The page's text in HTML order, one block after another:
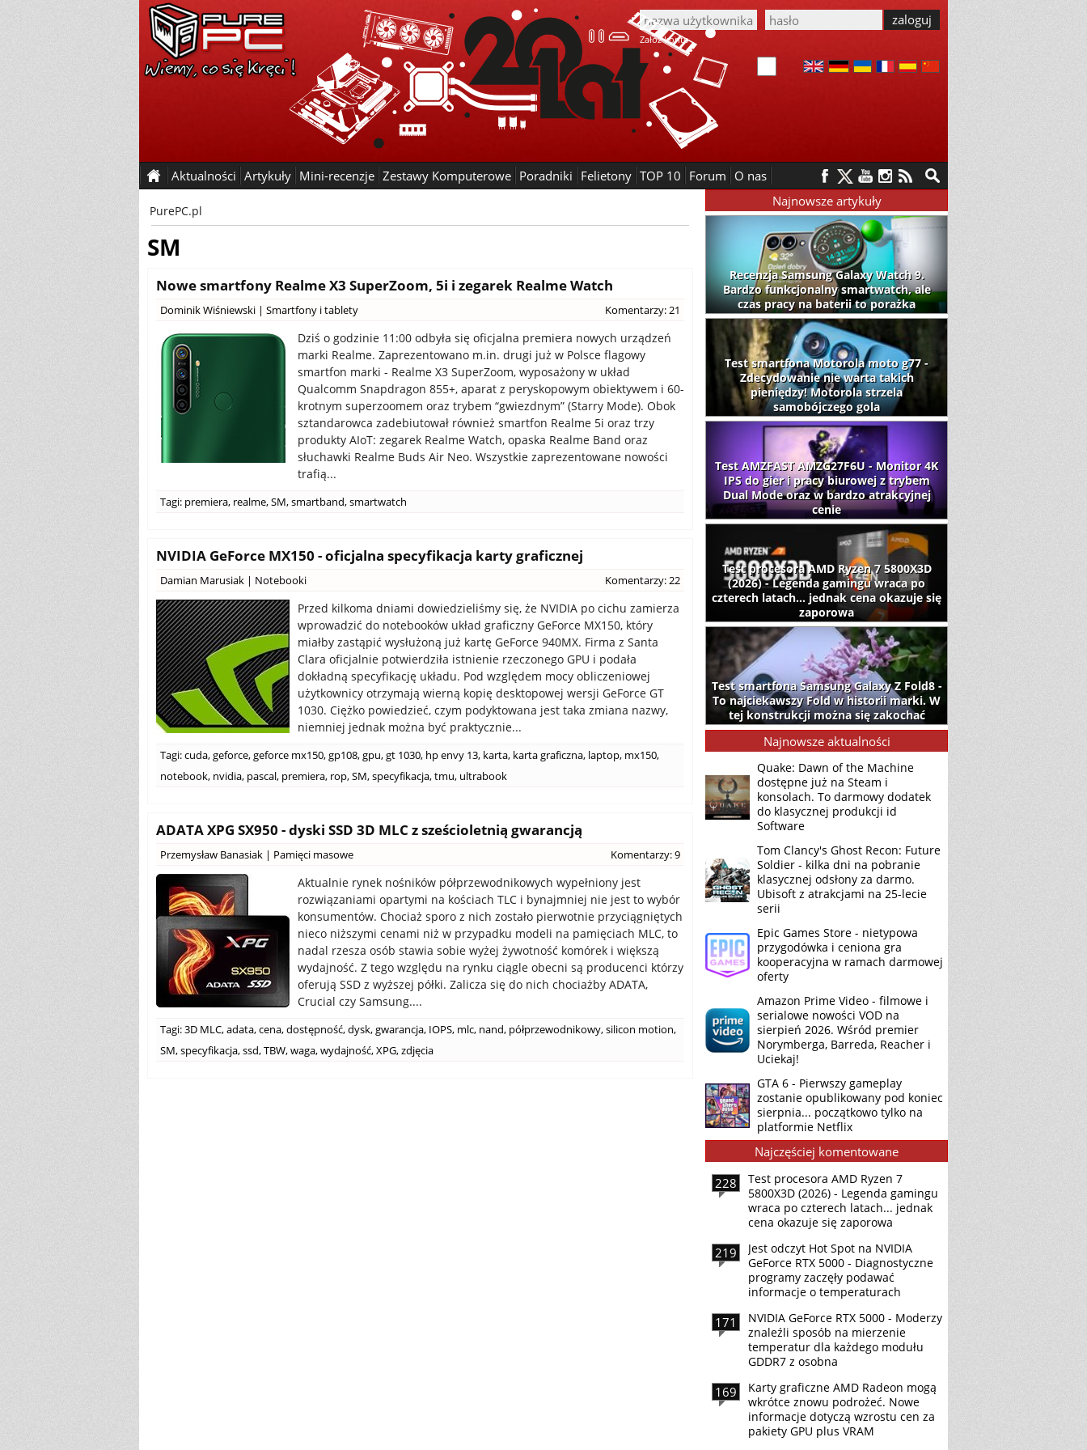
Załóż konto
Aktualności Artykuły Mini-recenzje Zestawy Komputerowe Poradniki Felietony TOP 10 Forum O nas
PurePC.pl
SM
Nowe smartfony Realme X3 SuperZoom, 5i i zegarek Realme Watch
Dominik Wiśniewski | Smartfony i tablety Komentarzy: 21
Dziś o godzinie 11:00 odbyła się oficjalna premiera nowych urządzeń
marki Realme. Zaprezentowano m.in. drugi już w Polsce flagowy
smartfon marki - Realme X3 SuperZoom, wyposażony w układ
Qualcomm Snapdragon 855+, aparat z peryskopowym obiektywem i 60-
krotnym superzoomem oraz trybem “gwiezdnym” (Starry Mode). Obok
sztandarowca zadebiutował również smartfon Realme 5i oraz trzy
produkty AIoT: zegarek Realme Watch, opaska Realme Band oraz
słuchawki Realme Buds Air Neo. Wszystkie zaprezentowane nowości
trafią...
Tagi: premiera, realme,SM,smartband,smartwatch
NVIDIA GeForce MX150 - oficjalna specyfikacja karty graficznej
Damian Marusiak | Notebooki Komentarzy: 22
Przed kilkoma dniami dowiedzieliśmy się, że NVIDIA po cichu zamierza
wprowadzić do notebooków układ graficzny GeForce MX150, który
miałby zastąpić wysłużoną już kartę GeForce 940MX. Firma z Santa
Clara oficjalnie potwierdziła istnienie rzeczonego GPU i podała
dokładną specyfikację układu. Pod względem mocy obliczeniowej
użytkownicy otrzymają wierną kopię desktopowej wersji GeForce GT
1030. Ciężko powiedzieć, czym podyktowana jest taka zmiana nazwy,
niemniej jednak można być praktycznie...
Tagi:cuda,geforce,geforce mx150,gp108,gpu,gt 1030, hp envy 13, karta, karta graficzna, laptop, mx150,
notebook, nvidia, pascal, premiera, rop,SM,specyfikacja,tmu, ultrabook
ADATA XPG SX950 - dyski SSD 3D MLC z sześcioletnią gwarancją
Przemysław Banasiak | Pamięci masowe Komentarzy: 9
Aktualnie rynek nośników półprzewodnikowych wypełniony jest
rozwiązaniami opartymi na kościach TLC i bynajmniej nie jest to wybór
konsumentów. Chociaż sporo z nich zostało pierwotnie przyciągniętych
nieco niższymi cenami niż w przypadku modeli na pamięciach MLC, to
nadal rzesza osób stawia sobie wyżej żywotność komórek i większą
wydajność. Z tego względu na rynku ciągle obecni są producenci którzy
oferują SSD z wyższej półki. Zalicza się do nich chociażby ADATA,
Crucial czy Samsung....
Tagi:3D MLC,adata,cena,dostępność,dysk,gwarancja, IOPS, mlc, nand, półprzewodnikowy,silicon motion,
SM,specyfikacja,ssd,TBW,waga,wydajność,XPG,zdjęcia
Najnowsze artykuły
Recenzja Samsung Galaxy Watch 9.
Bardzo funkcjonalny smartwatch, ale
czas pracy na baterii to porażka
Test smartfona Motorola moto g77 -
Zdecydowanie nie warta takich
pieniędzy! Motorola strzela
samobójczego gola
Test AMZFAST AMZG27F6U - Monitor 4K
IPS do gier i pracy biurowej z trybem
Dual Mode oraz w bardzo atrakcyjnej
cenie
Test procesora AMD Ryzen 7 5800X3D
(2026) - Legenda gamingu wraca po
czterech latach... jednak cena okazuje się
zaporowa
Test smartfona Samsung Galaxy Z Fold8 -
To najciekawszy Fold w historii marki. W
tej konstrukcji można się zakochać
Najnowsze aktualności
Quake: Dawn of the Machine
dostępne już na Steam i
konsolach. To darmowy dodatek
do klasycznej produkcji id
Software
Tom Clancy's Ghost Recon: Future
Soldier - kilka dni na pobranie
klasycznej odsłony za darmo.
Ubisoft z atrakcjami na 25-lecie
serii
Epic Games Store - nietypowa
przygodówka i ceniona gra
kooperacyjna w ramach darmowej
oferty
Amazon Prime Video - filmowe i
serialowe nowości VOD na
sierpień 2026. Wśród premier
Norymberga, Barreda, Reacher i
Uciekaj!
GTA 6 - Pierwszy gameplay
zostanie opublikowany pod koniec
sierpnia... początkowo tylko na
platformie Netflix
Najczęściej komentowane
228
Test procesora AMD Ryzen 7
5800X3D (2026) - Legenda gamingu
wraca po czterech latach... jednak
cena okazuje się zaporowa
219
Jest odczyt Hot Spot na NVIDIA
GeForce RTX 5000 - Diagnostyczne
programy zaczęły podawać
informacje o temperaturach
171
NVIDIA GeForce RTX 5000 - Moderzy
znaleźli sposób na mierzenie
temperatur dla każdego modułu
GDDR7 z osobna
169
Karty graficzne AMD Radeon mogą
wkrótce znowu podrożeć. Nowe
informacje dotyczą wzrostu cen za
pakiety GPU plus VRAM